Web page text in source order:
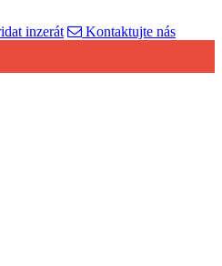
inzerát
Kontaktujte nás